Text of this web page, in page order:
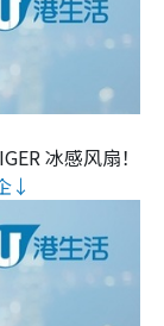
冰感风扇！
↓